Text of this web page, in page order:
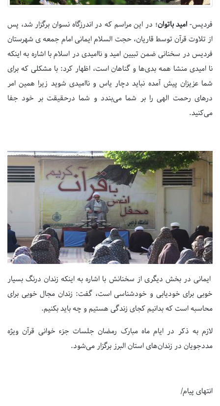
فردیس-امید باتوان؛ در این مراسم که در اندرزگاه نسوان برگزار شد، پس
از تلاوت قرآن توسط قاریان، حجت السلام ایمانی امام جمعه ی شهرستان
فردیس در سخنانی ضمن تبیین امید و ناامیدی در اسلام با اشاره به اینکه
نا امیدی منشا همه بدی‌ها و گناهان است، اظهار کرد: با مشکلی که برای
شما عزیزان پیش آمده نباید دچار یاس و ناامیدی شوید زیرا همین امر
درهای رحمت الهی را بر شما می‌بندد و شما درحقیقت بر خود جفا
می‌کنید.
ایمانی در بخش دیگری از سخنانش با اشاره به اینکه زندان درنگ بسیار
خوبی برای خودیابی و خودشناسی است، گفت: زندان مجال خوبی برای
محاسبه است که بدانیم کجای زندگی هستیم و چه باید بکنیم.
لازم به ذکر در ایام ماه مبارک رمضان جلسات جزء خوانی قرآن ویژه
مددجویان در زندان‌های استان البرز برگزار می‌شود.
انتهای پیام/